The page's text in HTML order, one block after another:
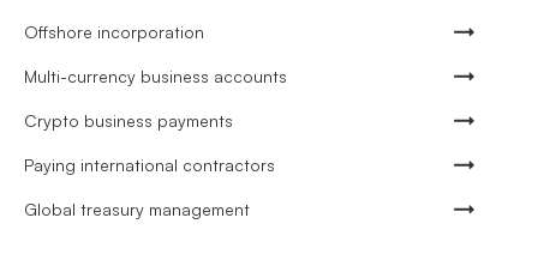
Offshore incorporation
Multi-currency business accounts
Crypto business payments
Paying international contractors
Global treasury management